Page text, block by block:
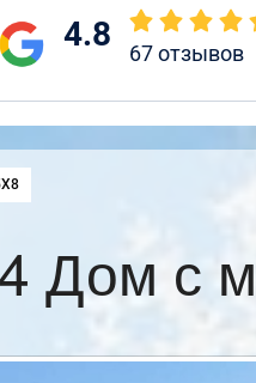
4.8 67отзывов
Дом с